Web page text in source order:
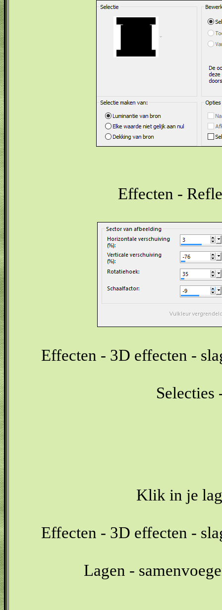
Effecten -
Effecten - 3D effecten -
Selecties
Klik in je
Effecten - 3D effecten -
Lagen -